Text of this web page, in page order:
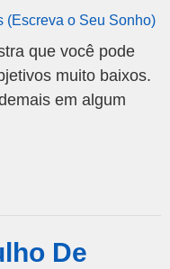
(Escreva o Seu Sonho)
que você pode
muito baixos.
em algum
De